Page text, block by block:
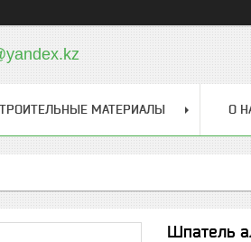
МАТЕРИАЛЫ О
Шпатель